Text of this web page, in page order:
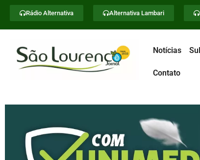
Rádio Alternativa Alternativa Lambari
Notícias
Contato